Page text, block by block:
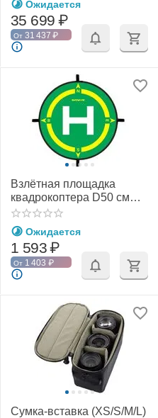
Ожидается
35 699 ₽
От 31 437 ₽
Взлётная площадка
квадрокоптера D50 см
(SunnyLife)
Ожидается
1 593₽
От 1 403 ₽
Сумка-вставка (XS/S/M/L)